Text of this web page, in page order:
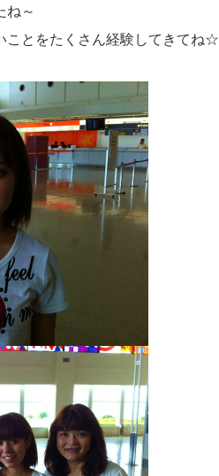
ね～
ことをたくさん経験してきてね☆